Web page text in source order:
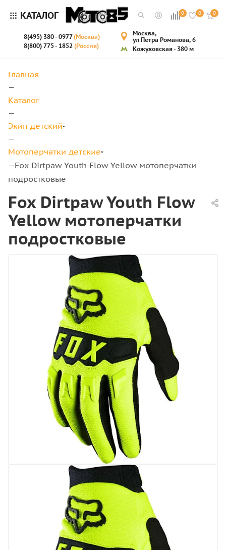
КАТАЛОГ 0 0 0
8(495) 380 - 0977(Москва)
8(800) 775 - 1852 (Россия)
Москва,
ул Петра Романова, 6
Кожуховская - 380 м
Главная
—
Каталог
—
Экип детский
—
Мотоперчатки детские
—Fox Dirtpaw Youth Flow Yellow мотоперчатки
подростковые
Fox Dirtpaw Youth Flow
Yellow мотоперчатки
подростковые